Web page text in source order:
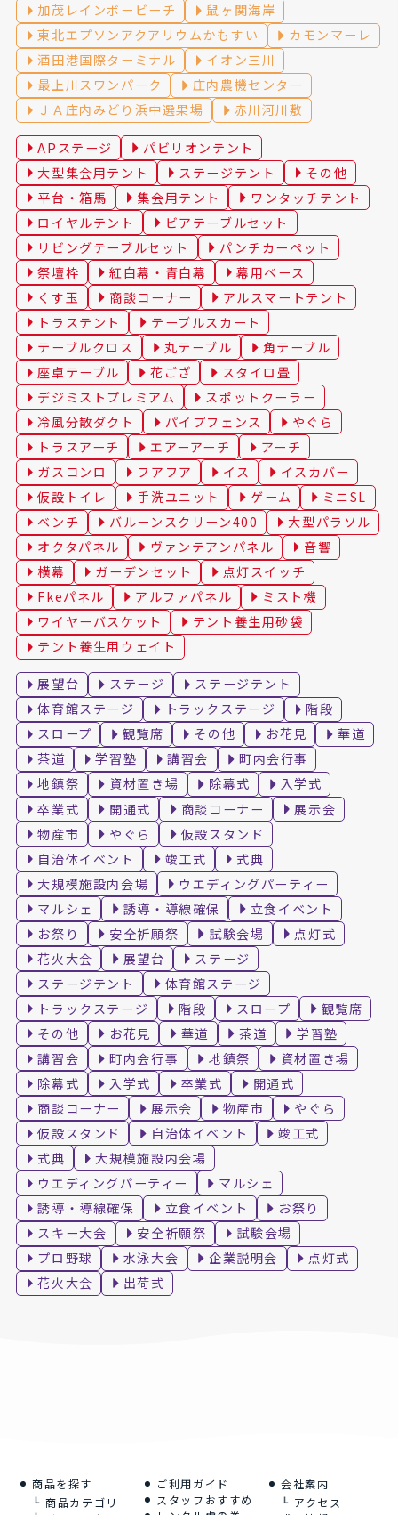
加茂レインボービーチ
鼠ヶ関海岸
東北エプソンアクアリウムかもすい
カモンマーレ
酒田港国際ターミナル
イオン三川
最上川スワンパーク
庄内農機センター
ＪＡ庄内みどり浜中選果場
赤川河川敷
APステージ
パビリオンテント
大型集会用テント
ステージテント
その他
平台・箱馬
集会用テント
ワンタッチテント
ロイヤルテント
ビアテーブルセット
リビングテーブルセット
パンチカーペット
祭壇枠
紅白幕・青白幕
幕用ベース
くす玉
商談コーナー
アルスマートテント
トラステント
テーブルスカート
テーブルクロス
丸テーブル
角テーブル
座卓テーブル
花ござ
スタイロ畳
デジミストプレミアム
スポットクーラー
冷風分散ダクト
パイプフェンス
やぐら
トラスアーチ
エアーアーチ
アーチ
ガスコンロ
フアフア イス
イスカバー
仮設トイレ
手洗ユニット ゲーム
ミニSL
ベンチ
バルーンスクリーン400
大型パラソル
オクタパネル
ヴァンテアンパネル
音響
横幕
ガーデンセット
点灯スイッチ
Fkeパネル
アルファパネル
ミスト機
ワイヤーバスケット
テント養生用砂袋
テント養生用ウェイト
展望台 ステージ
ステージテント
体育館ステージ
トラックステージ
階段
スロープ
観覧席 その他 お花見
華道
茶道
学習塾 講習会
町内会行事
地鎮祭
資材置き場 除幕式
入学式
卒業式
開通式 商談コーナー
展示会
物産市
やぐら
仮設スタンド
自治体イベント
竣工式
式典
大規模施設内会場
ウエディングパーティー
マルシェ
誘導・導線確保
立食イベント
お祭り
安全祈願祭 試験会場
点灯式
花火大会
展望台
ステージ
ステージテント
体育館ステージ
トラックステージ
階段 スロープ
観覧席
その他
お花見 華道 茶道
学習塾
講習会
町内会行事 地鎮祭
資材置き場
除幕式
入学式 卒業式
開通式
商談コーナー
展示会 物産市
やぐら
仮設スタンド
自治体イベント
竣工式
式典
大規模施設内会場
ウエディングパーティー
マルシェ
誘導・導線確保
立食イベント
お祭り
スキー大会
安全祈願祭
試験会場
プロ野球
水泳大会 企業説明会
点灯式
花火大会
出荷式
商品を探す
商品カテゴリ
ご利用ガイド
スタッフおすすめ
会社案内
アクセス